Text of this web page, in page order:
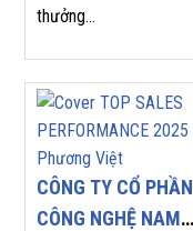
thưởng...
CÔNG TY CỔ PHẦN
CÔNG NGHỆ NAM